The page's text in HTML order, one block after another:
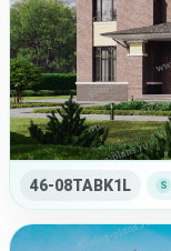
46-08TABK1L